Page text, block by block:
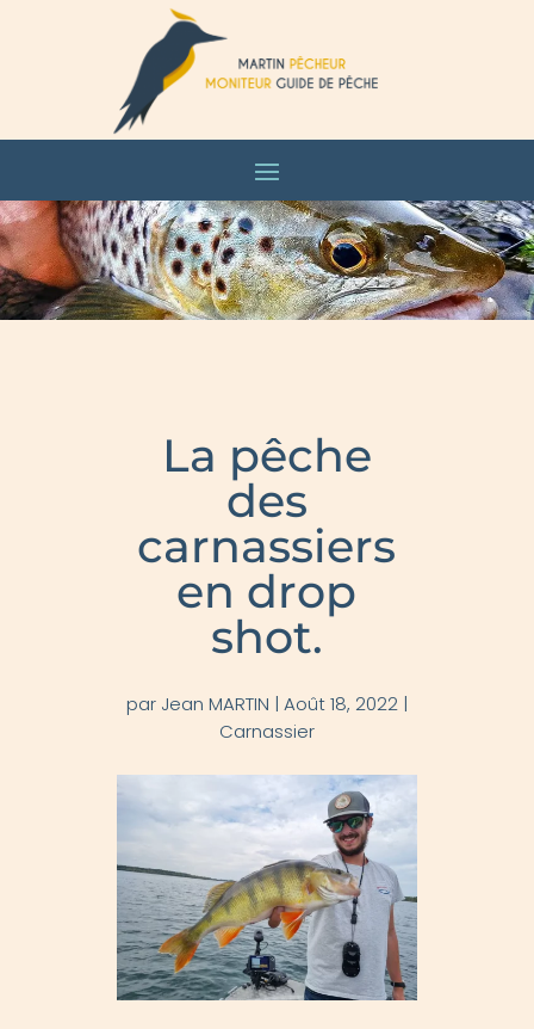
La pêche
des
carnassiers
en drop
shot.
par Jean MARTIN | Août 18, 2022|
Carnassier